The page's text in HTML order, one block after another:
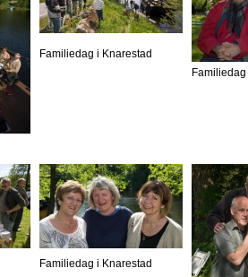
Familiedag i Knarestad
Familiedag i Knarestad